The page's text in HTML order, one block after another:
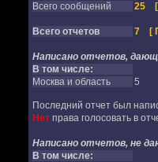
Всего сообщений
25
Всего отчетов 7 [
Написано отчетов,
В том числе:
Москва и область
5
Последний отчет был
Нетправа голосовать в
Написано отчетов, не
В том числе: